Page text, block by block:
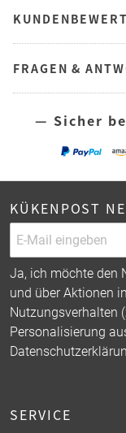
FRAGEN &
— Sicher
KÜKENPOST
Ja, ich möchte den
und über Aktionen
Nutzungsverhalten
Personalisierung
SERVICE